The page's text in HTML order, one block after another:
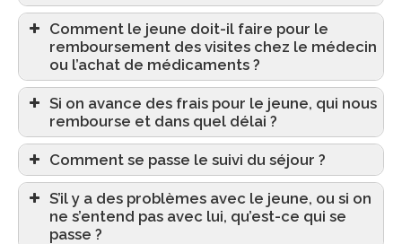
Comment le jeune doit-il faire pour le
remboursement des visites chez le médecin
ou l’achat de médicaments ?
Si on avance des frais pour le jeune, qui nous
rembourse et dans quel délai ?
Comment se passe le suivi du séjour ?
S’il y a des problèmes avec le jeune, ou si on
ne s’entend pas avec lui, qu’est-ce qui se
passe ?